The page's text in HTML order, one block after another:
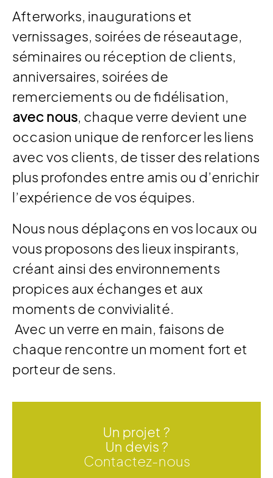
Afterworks, inaugurations et
vernissages, soirées de réseautage,
séminaires ou réception de clients,
anniversaires, soirées de
remerciements ou de fidélisation,
avec nous, chaque verre devient une
occasion unique de renforcer les liens
avec vos clients, de tisser des relations
plus profondes entre amis ou d’enrichir
l’expérience de vos équipes.
Nous nous déplaçons en vos locaux ou
vous proposons des lieux inspirants,
créant ainsi des environnements
propices aux échanges et aux
moments de convivialité.
Avec un verre en main, faisons de
chaque rencontre un moment fort et
porteur de sens.
Un projet ?
Un devis ?
Contactez-nous